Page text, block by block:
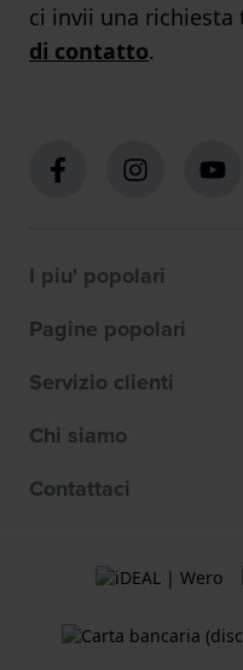
ci invii una richiesta
di contatto.
I piu' popolari
Pagine popolari
Servizio clienti
Chi siamo
Contattaci